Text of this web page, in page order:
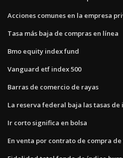
Acciones comunes en la empresa
Tasa más baja de compras en línea
Bmo equity index fund
Vanguard etf index 500
Barras de comercio de rayas
La reserva federal baja las tasas
Ir corto significa en bolsa
En venta por contrato de compra